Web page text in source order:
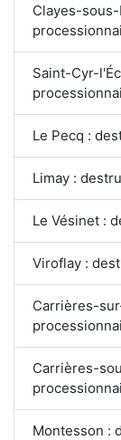
Clayes-
Saint-Cyr-
Le Pecq :
Limay :
Le Vésinet :
Viroflay :
Carrières-
Carrières-
Montesson :